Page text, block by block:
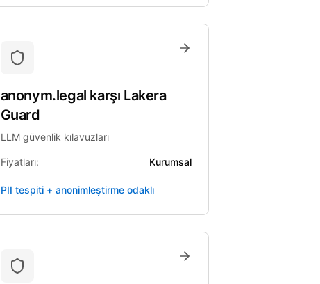
anonym.legal karşı Lakera
Guard
LLM güvenlik kılavuzları
Fiyatları: Kurumsal
PII tespiti + anonimleştirme odaklı